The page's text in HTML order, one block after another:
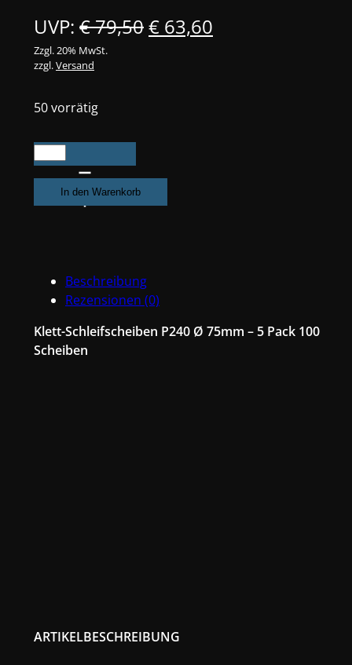
UVP: €79,50Ursprünglicher
€ 63,60
Zzgl. 20% MwSt.
zzgl.Versand
50 vorrätig
500X
Exzenter
Schleifpapier
/
75mm
7
Loch
In den Warenkorb
Beschreibung
Rezensionen (0)
Klett-Schleifscheiben P240 Ø 75mm – 5 Pack 100
Scheiben
ARTIKELBESCHREIBUNG